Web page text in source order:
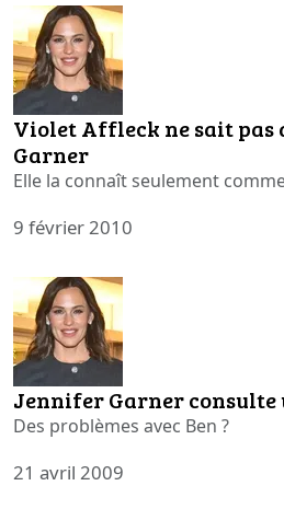
Violet Affleck ne sait pas
Garner
Elle la connaît seulement
9 février 2010
Jennifer Garner consulte
Des problèmes avec Ben ?
21 avril 2009